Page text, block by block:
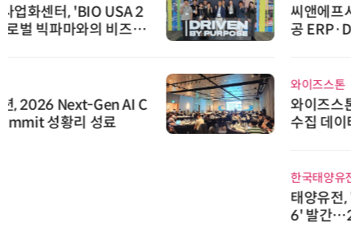
씨앤에프시스템, 오웬스그룹과 공
공 ERP·DX 사업 협력
와이즈스톤, 에이데이타 'SCV 기반
수집 데이터'에 DQ인증 최고 등급